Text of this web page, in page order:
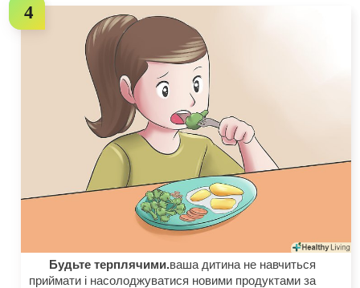
Будьте терплячими.ваша дитина не навчиться
приймати і насолоджуватися новими продуктами за